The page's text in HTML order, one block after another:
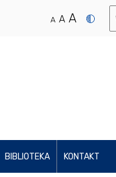
A A A
BIBLIOTEKA KONTAKT